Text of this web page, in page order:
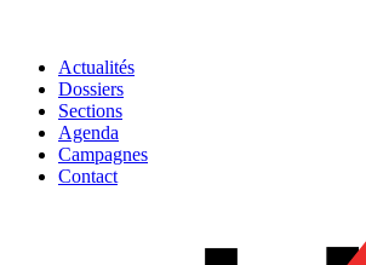
Actualités
Dossiers
Sections
Agenda
Campagnes
Contact